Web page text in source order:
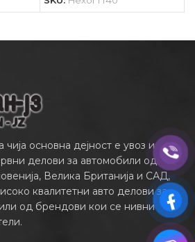
основна дејност е увоз и
делови за автомобили од
Велика Британија и САД,
квалитетни авто делови за
од брендови кои се нивни